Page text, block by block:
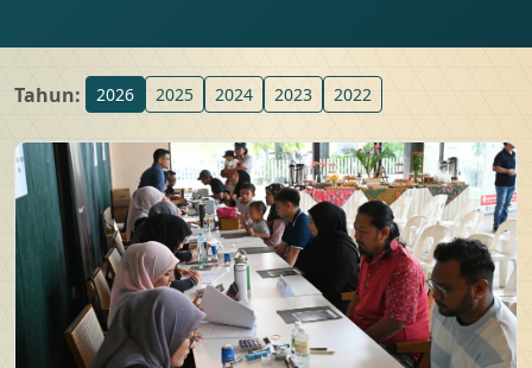
Tahun: 2026 2025 2024 2023 2022